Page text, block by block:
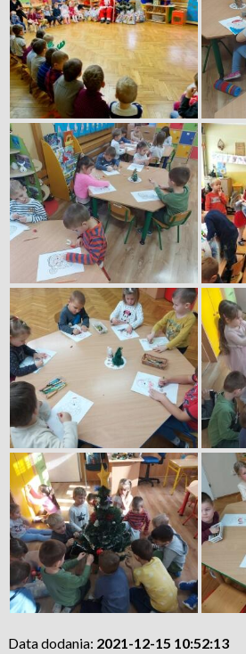
Data dodania: 2021-12-15 10:52:13